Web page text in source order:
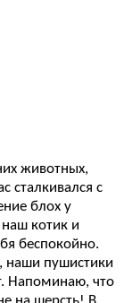
животных,
сталкивался с
блох у
котик и
беспокойно.
наши пушистики
Напоминаю, что